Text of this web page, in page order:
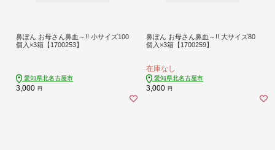
鼻ぽん お母さん鼻血～!! 小サイズ100
個入×3箱【1700253】
愛知県北名古屋市
3,000 円
鼻ぽん お母さん鼻血～!! 大サイズ80
個入×3箱【1700259】
在庫なし
愛知県北名古屋市
3,000 円